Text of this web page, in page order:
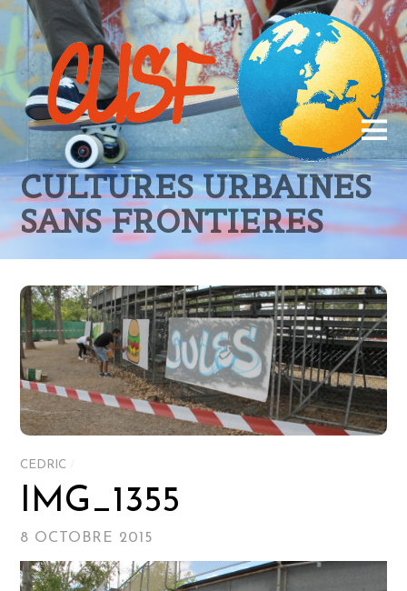
CULTURES URBAINES
SANS FRONTIERES
CEDRIC
IMG_1355
8 OCTOBRE 2015